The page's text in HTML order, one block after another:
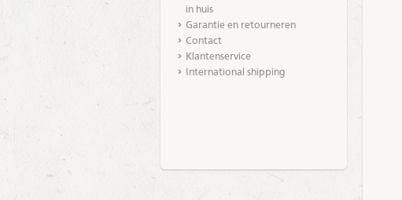
in huis
Garantie en retourneren
Contact
Klantenservice
International shipping